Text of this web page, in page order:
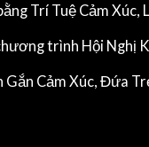
Trí Tuệ Cảm
trình Hội Nghị
Gắn Cảm Xúc, Đứa